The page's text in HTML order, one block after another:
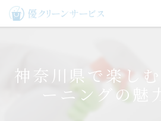
神奈川県で楽しむ
ーニングの魅